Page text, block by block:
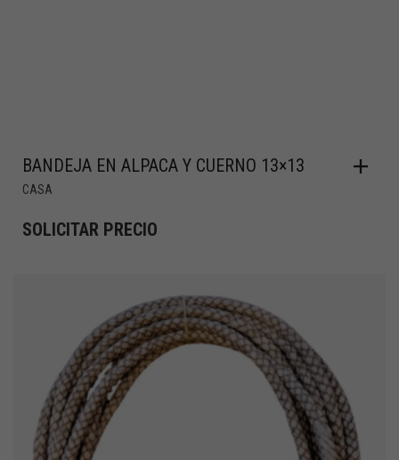
BANDEJA EN ALPACA Y CUERNO 13×13
CASA
SOLICITAR PRECIO